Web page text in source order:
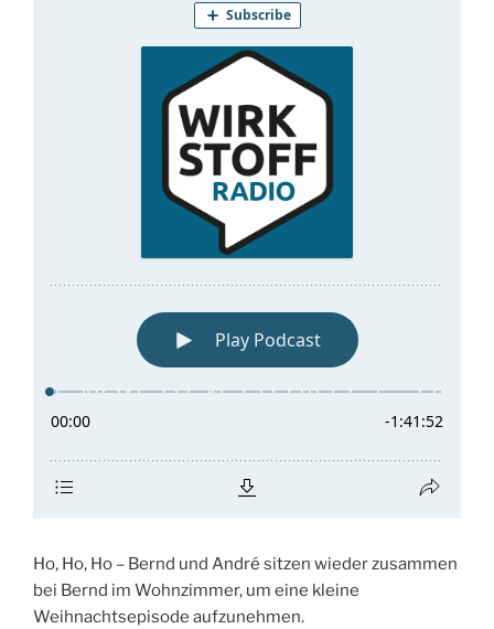
Ho, Ho, Ho – Bernd und André sitzen wieder zusammen
bei Bernd im Wohnzimmer, um eine kleine
Weihnachtsepisode aufzunehmen.